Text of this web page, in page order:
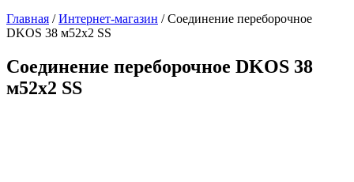
Главная /Интернет-магазин /Соединение переборочное
DKOS 38 м52х2 SS
Соединение переборочное DKOS 38
м52х2 SS